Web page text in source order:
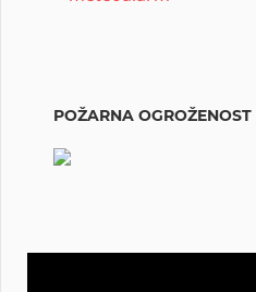
POŽARNA OGROŽENOST